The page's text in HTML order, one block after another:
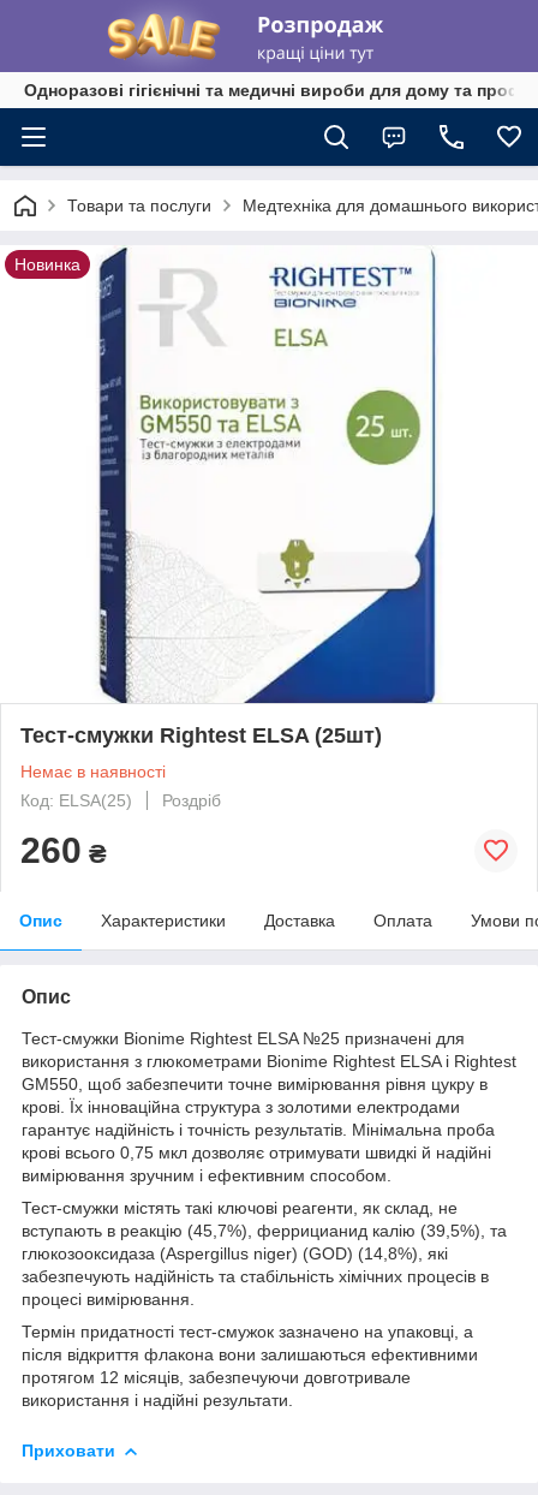
Одноразові гігієнічні та медичні вироби для дому та
Товари та послуги Медтехніка для домашнього
Новинка
Тест-смужки Rightest ELSA (25шт)
Немає в наявності
Код: ELSA(25)
Роздріб
260 ₴
Опис Характеристики Доставка Оплата Умови
Опис
Тест-смужки Bionime Rightest ELSA №25 призначені для
використання з глюкометрами Bionime Rightest ELSA і Rightest
GM550, щоб забезпечити точне вимірювання рівня цукру в
крові. Їх інноваційна структура з золотими електродами
гарантує надійність і точність результатів. Мінімальна проба
крові всього 0,75 мкл дозволяє отримувати швидкі й надійні
вимірювання зручним і ефективним способом.
Тест-смужки містять такі ключові реагенти, як склад, не
вступають в реакцію (45,7%), феррицианид калію (39,5%), та
глюкозооксидаза (Aspergіllus nіger) (GOD) (14,8%), які
забезпечують надійність та стабільність хімічних процесів в
процесі вимірювання.
Термін придатності тест-смужок зазначено на упаковці, а
після відкриття флакона вони залишаються ефективними
протягом 12 місяців, забезпечуючи довготривале
використання і надійні результати.
Приховати